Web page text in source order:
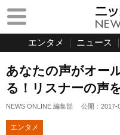
エンタメ ニュース
あなたの声がオー
る！リスナーの声
NEWS ONLINE 編集部 公開： 2017-
エンタメ